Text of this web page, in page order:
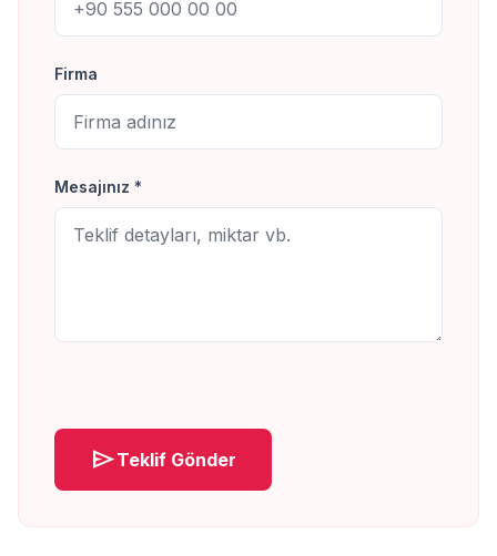
Firma
Mesajınız *
sendTeklif Gönder